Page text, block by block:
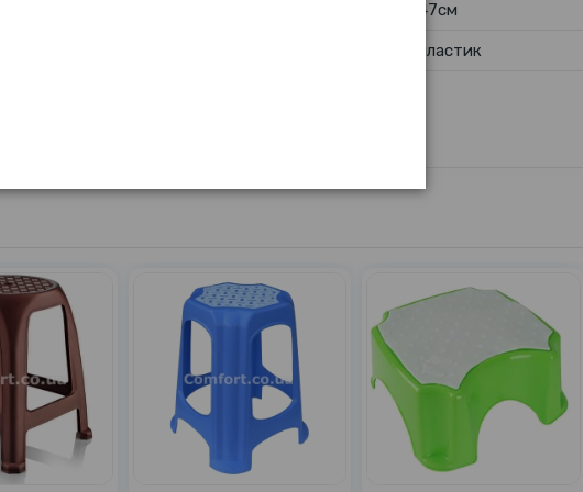
47см
пластик